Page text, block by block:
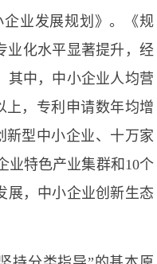
业发展规划》。《规
业化水平显著提升，经
其中，中小企业人均营
上，专利申请数年均增
新型中小企业、十万家
业特色产业集群和10个
展，中小企业创新生态